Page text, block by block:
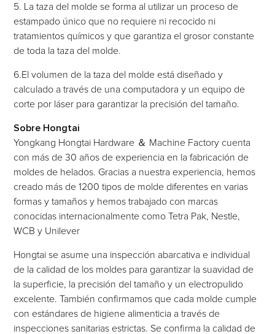
5. La taza del molde se forma al utilizar un proceso de
estampado único que no requiere ni recocido ni
tratamientos químicos y que garantiza el grosor constante
de toda la taza del molde.
6.El volumen de la taza del molde está diseñado y
calculado a través de una computadora y un equipo de
corte por láser para garantizar la precisión del tamaño.
Sobre Hongtai
Yongkang Hongtai Hardware ＆ Machine Factory cuenta
con más de 30 años de experiencia en la fabricación de
moldes de helados. Gracias a nuestra experiencia, hemos
creado más de 1200 tipos de molde diferentes en varias
formas y tamaños y hemos trabajado con marcas
conocidas internacionalmente como Tetra Pak, Nestle,
WCB y Unilever
Hongtai se asume una inspección abarcativa e individual
de la calidad de los moldes para garantizar la suavidad de
la superficie, la precisión del tamaño y un electropulido
excelente. También confirmamos que cada molde cumple
con estándares de higiene alimenticia a través de
inspecciones sanitarias estrictas. Se confirma la calidad de